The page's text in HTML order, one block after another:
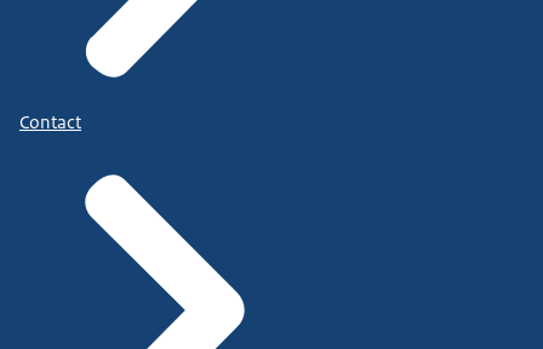
Contact